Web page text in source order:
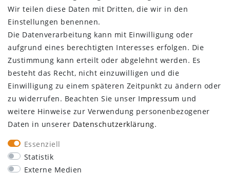
Registrieren
KUNDENSERVICE
Infocenter
Newsletter
Kontakt
Großkundenzugang
Vertrag widerrufen
ÜBER UNS
Wir teilen diese Daten mit Dritten, die wir in den
Einstellungen benennen.
Die Datenverarbeitung kann mit Einwilligung oder
aufgrund eines berechtigten Interesses erfolgen. Die
Zustimmung kann erteilt oder abgelehnt werden. Es
besteht das Recht, nicht einzuwilligen und die
Einwilligung zu einem späteren Zeitpunkt zu ändern oder
zu widerrufen. Beachten Sie unser Impressum und
weitere Hinweise zur Verwendung personenbezogener
Daten in unserer Daten­schutz­erklärung.
Essenziell
Statistik
Externe Medien